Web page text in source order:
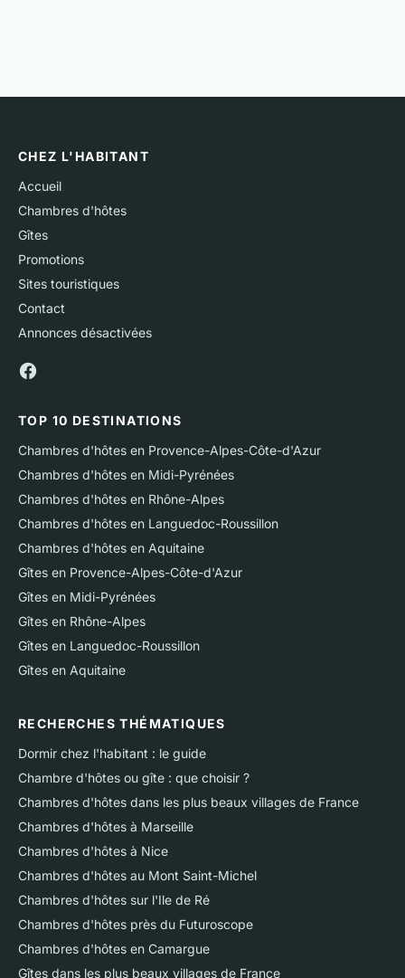
CHEZ L'HABITANT
Accueil
Chambres d'hôtes
Gîtes
Promotions
Sites touristiques
Contact
Annonces désactivées
TOP 10 DESTINATIONS
Chambres d'hôtes en Provence-Alpes-Côte-d'Azur
Chambres d'hôtes en Midi-Pyrénées
Chambres d'hôtes en Rhône-Alpes
Chambres d'hôtes en Languedoc-Roussillon
Chambres d'hôtes en Aquitaine
Gîtes en Provence-Alpes-Côte-d'Azur
Gîtes en Midi-Pyrénées
Gîtes en Rhône-Alpes
Gîtes en Languedoc-Roussillon
Gîtes en Aquitaine
RECHERCHES THÉMATIQUES
Dormir chez l'habitant : le guide
Chambre d'hôtes ou gîte : que choisir ?
Chambres d'hôtes dans les plus beaux villages de France
Chambres d'hôtes à Marseille
Chambres d'hôtes à Nice
Chambres d'hôtes au Mont Saint-Michel
Chambres d'hôtes sur l'Ile de Ré
Chambres d'hôtes près du Futuroscope
Chambres d'hôtes en Camargue
Gîtes dans les plus beaux villages de France